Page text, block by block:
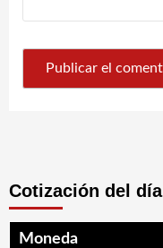
Cotización del día
Moneda